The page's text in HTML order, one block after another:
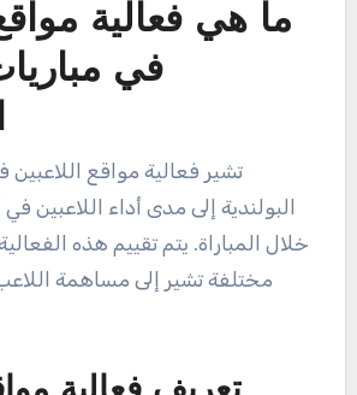
ما هي فعالية
في
تشير فعالية مواقع اللاعبين
البولندية إلى مدى أداء اللاعبين
خلال المباراة. يتم تقييم هذه
مختلفة تشير إلى مساهمة